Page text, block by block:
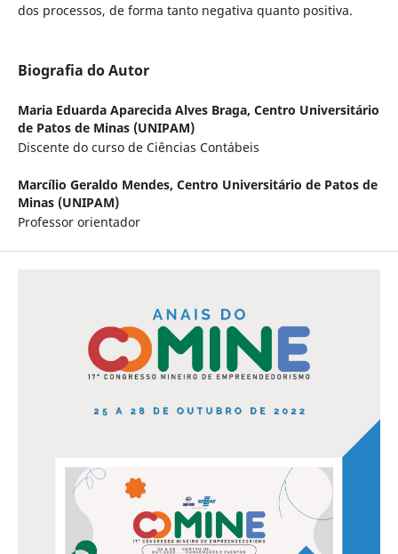
dos processos, de forma tanto negativa quanto positiva.
Biografia do Autor
Maria Eduarda Aparecida Alves Braga, Centro Universitário
de Patos de Minas (UNIPAM)
Discente do curso de Ciências Contábeis
Marcílio Geraldo Mendes, Centro Universitário de Patos de
Minas (UNIPAM)
Professor orientador